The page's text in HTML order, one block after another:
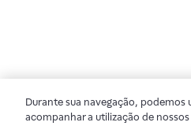
Durante sua navegação, podemos
acompanhar a utilização de